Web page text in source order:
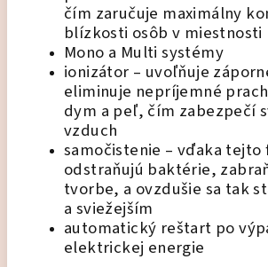
čím zaručuje maximálny
blízkosti osôb v miestnosti
Mono a Multi systémy
ionizátor – uvoľňuje
eliminuje nepríjemné
dym a peľ, čím zabezpečí
vzduch
samočistenie – vďaka tejto
odstraňujú baktérie,
tvorbe, a ovzdušie sa tak
a sviežejším
automatický reštart po
elektrickej energie